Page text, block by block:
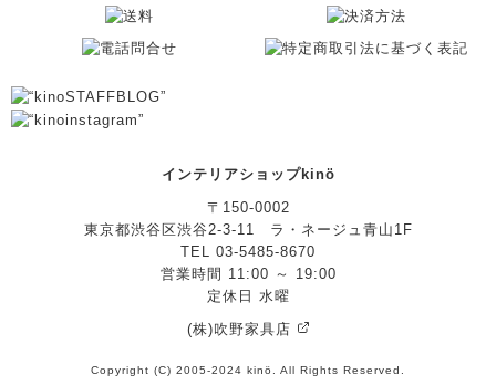
インテリアショップkinö
〒150-0002
東京都渋谷区渋谷2-3-11 ラ・ネージュ青山1F
TEL 03-5485-8670
営業時間 11:00 ～ 19:00
定休日 水曜
(株)吹野家具店
Copyright (C) 2005-2024 kinö. All Rights Reserved.